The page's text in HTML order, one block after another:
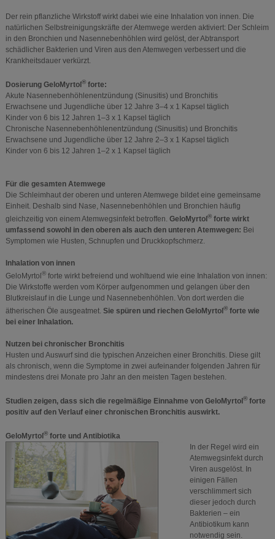
Der rein pflanzliche Wirkstoff wirkt dabei wie eine Inhalation von innen. Die
natürlichen Selbstreinigungskräfte der Atemwege werden aktiviert: Der Schleim
in den Bronchien und Nasennebenhöhlen wird gelöst, der Abtransport
schädlicher Bakterien und Viren aus den Atemwegen verbessert und die
Krankheitsdauer verkürzt.
Dosierung GeloMyrtol ®forte:
Akute Nasennebenhöhlenentzündung (Sinusitis) und Bronchitis
Erwachsene und Jugendliche über 12 Jahre 3–4 x 1 Kapsel täglich
Kinder von 6 bis 12 Jahren 1–3 x 1 Kapsel täglich
Chronische Nasennebenhöhlenentzündung (Sinusitis) und Bronchitis
Erwachsene und Jugendliche über 12 Jahre 2–3 x 1 Kapsel täglich
Kinder von 6 bis 12 Jahren 1–2 x 1 Kapsel täglich
Für die gesamten Atemwege
Die Schleimhaut der oberen und unteren Atemwege bildet eine gemeinsame
Einheit. Deshalb sind Nase, Nasennebenhöhlen und Bronchien häufig
gleichzeitig von einem Atemwegsinfekt betroffen. GeloMyrtol ®forte wirkt
umfassend sowohl in den oberen als auch den unteren Atemwegen: Bei
Symptomen wie Husten, Schnupfen und Druckkopfschmerz.
Inhalation von innen
GeloMyrtol ®forte wirkt befreiend und wohltuend wie eine Inhalation von innen:
Die Wirkstoffe werden vom Körper aufgenommen und gelangen über den
Blutkreislauf in die Lunge und Nasennebenhöhlen. Von dort werden die
ätherischen Öle ausgeatmet. Sie spüren und riechen GeloMyrtol ®forte wie
bei einer Inhalation.
Nutzen bei chronischer Bronchitis
Husten und Auswurf sind die typischen Anzeichen einer Bronchitis. Diese gilt
als chronisch, wenn die Symptome in zwei aufeinander folgenden Jahren für
mindestens drei Monate pro Jahr an den meisten Tagen bestehen.
Studien zeigen, dass sich die regelmäßige Einnahme von GeloMyrtol ®forte
positiv auf den Verlauf einer chronischen Bronchitis auswirkt.
GeloMyrtol ®forte und Antibiotika
In der Regel wird ein
Atemwegsinfekt durch
Viren ausgelöst. In
einigen Fällen
verschlimmert sich
dieser jedoch durch
Bakterien – ein
Antibiotikum kann
notwendig sein.